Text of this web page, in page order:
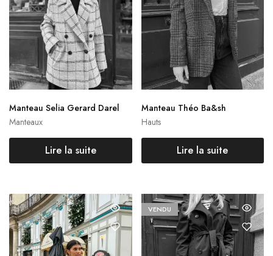
Manteaux
Manteau Selia Gerard Darel
Lire la suite
Hauts
Manteau Théo Ba&sh
Lire la suite
VENDU